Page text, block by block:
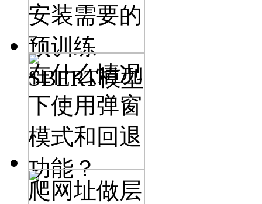
安装需要的
预训练
SBERT模型
在什么情况
下使用弹窗
模式和回退
功能？
爬网址做层